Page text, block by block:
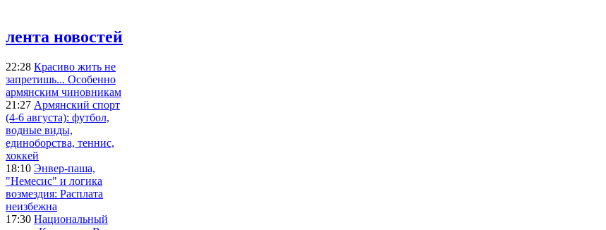
лента новостей
22:28 Красиво жить не
запретишь... Особенно
армянским чиновникам
21:27 Армянский спорт
(4-6 августа): футбол,
водные виды,
единоборства, теннис,
хоккей
18:10 Энвер-паша,
"Немесис" и логика
возмездия: Расплата
неизбежна
17:30 Национальный